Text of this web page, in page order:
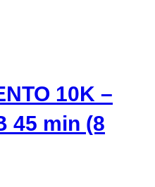
10K –
45 min (8